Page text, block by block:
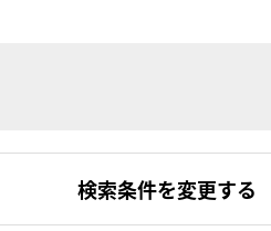
検索条件を変更する